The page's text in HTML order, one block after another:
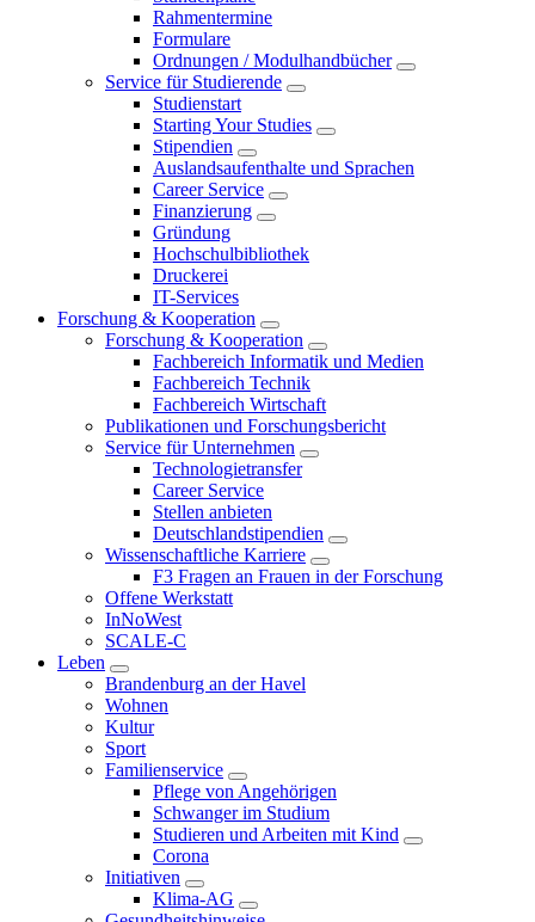
Rahmentermine
Formulare
Ordnungen / Modulhandbücher
Service für Studierende
Studienstart
Starting Your Studies
Stipendien
Auslandsaufenthalte und Sprachen
Career Service
Finanzierung
Gründung
Hochschulbibliothek
Druckerei
IT-Services
Forschung & Kooperation
Forschung & Kooperation
Fachbereich Informatik und Medien
Fachbereich Technik
Fachbereich Wirtschaft
Publikationen und Forschungsbericht
Service für Unternehmen
Technologietransfer
Career Service
Stellen anbieten
Deutschlandstipendien
Wissenschaftliche Karriere
F3 Fragen an Frauen in der Forschung
Offene Werkstatt
InNoWest
SCALE-C
Leben
Brandenburg an der Havel
Wohnen
Kultur
Sport
Familienservice
Pflege von Angehörigen
Schwanger im Studium
Studieren und Arbeiten mit Kind
Corona
Initiativen
Klima-AG